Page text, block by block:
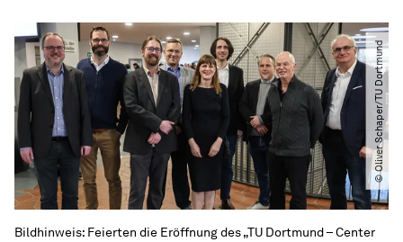
© Oliver Schaper​​/​​TU Dortmund
Bildhinweis: Feierten die Eröffnung des „TU Dortmund – Center